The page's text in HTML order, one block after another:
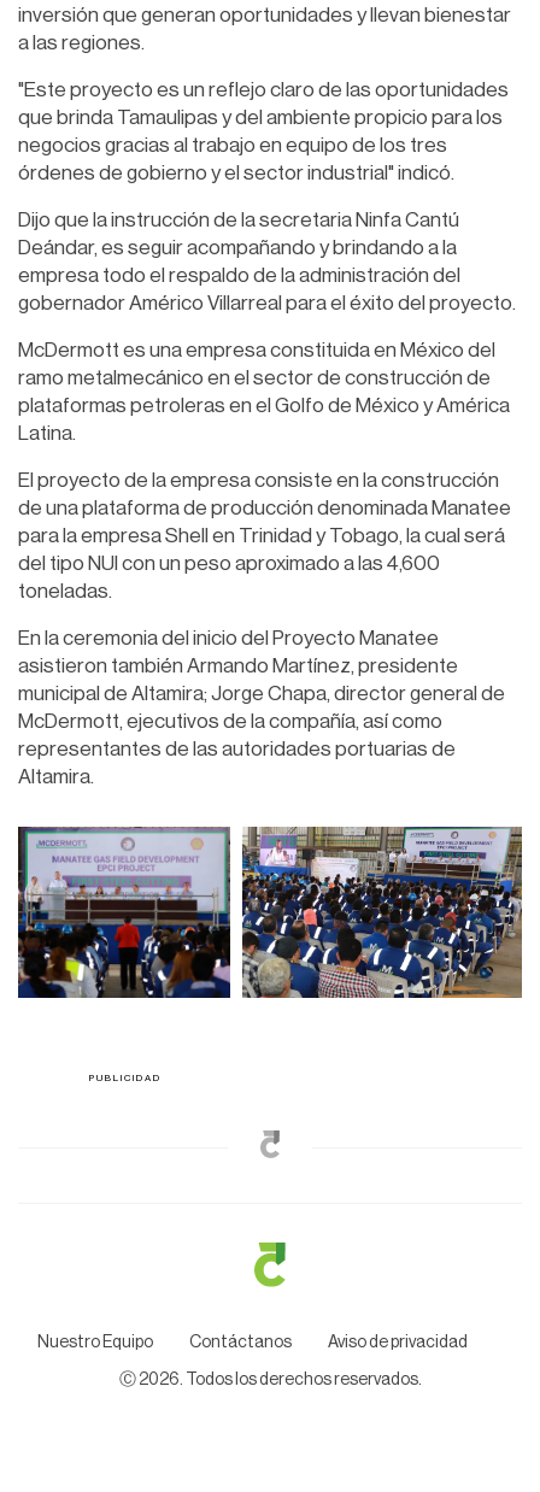
inversión que generan oportunidades y llevan bienestar
a las regiones.
"Este proyecto es un reflejo claro de las oportunidades
que brinda Tamaulipas y del ambiente propicio para los
negocios gracias al trabajo en equipo de los tres
órdenes de gobierno y el sector industrial" indicó.
Dijo que la instrucción de la secretaria Ninfa Cantú
Deándar, es seguir acompañando y brindando a la
empresa todo el respaldo de la administración del
gobernador Américo Villarreal para el éxito del proyecto.
McDermott es una empresa constituida en México del
ramo metalmecánico en el sector de construcción de
plataformas petroleras en el Golfo de México y América
Latina.
El proyecto de la empresa consiste en la construcción
de una plataforma de producción denominada Manatee
para la empresa Shell en Trinidad y Tobago, la cual será
del tipo NUI con un peso aproximado a las 4,600
toneladas.
En la ceremonia del inicio del Proyecto Manatee
asistieron también Armando Martínez, presidente
municipal de Altamira; Jorge Chapa, director general de
McDermott, ejecutivos de la compañía, así como
representantes de las autoridades portuarias de
Altamira.
Nuestro Equipo Contáctanos Aviso de privacidad
Ⓒ 2026. Todos los derechos reservados.